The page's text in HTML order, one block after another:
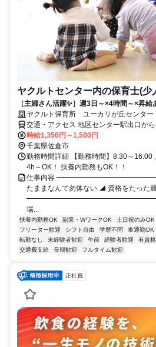
ヤクルトセンター内の保育士(少
［主婦さん活躍✨］週3日～×4時間～×昇
ヤクルト保育所 ユーカリが丘センター
交通・アクセス 地区センター駅出口か
口から徒歩約5分/ユーカリが丘駅北出口
時給1,350円～1,500円
千葉県佐倉市
勤務時間詳細 【勤務時間】8:30～16:00
4h～OK！ 扶養内勤務もOK！！
仕事内容
たままなんて勿体ない ◢ 資格をたった
━━━━━━━━━━━━━━━━━━━ ／ “
場...
扶養内勤務OK 副業・WワークOK 土日祝のみOK
フリーター歓迎
シフト自由 学歴不問 車通勤OK
転勤なし
未経験者歓迎 午前 経験者歓迎 有資
交通費支給
長期歓迎 フルタイム歓迎
正社員